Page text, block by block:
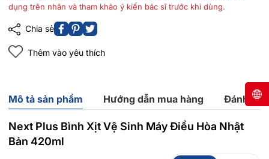
dụng trên nhãn và tham khảo ý kiến bác sĩ trước khi dùng.
Chia sẻ
Thêm vào yêu thích
Mô tả sản phẩm Hướng dẫn mua hàng Đánh giá
Next Plus Bình Xịt Vệ Sinh Máy Điều Hòa Nhật
Bản 420ml